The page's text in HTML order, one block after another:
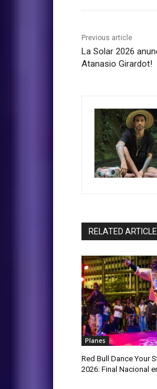
Previous article
La Solar 2026
Atanasio Girardot!
RELATED
Planes
Red Bull Dance Your
2026: Final Nacional